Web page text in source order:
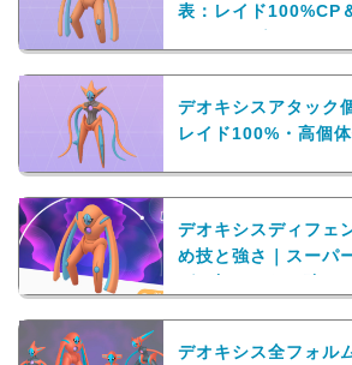
表：レイド100%CP
デオキシスアタック
レイド100%・高個
デオキシスディフェ
め技と強さ｜スーパ
デオキシス全フォル